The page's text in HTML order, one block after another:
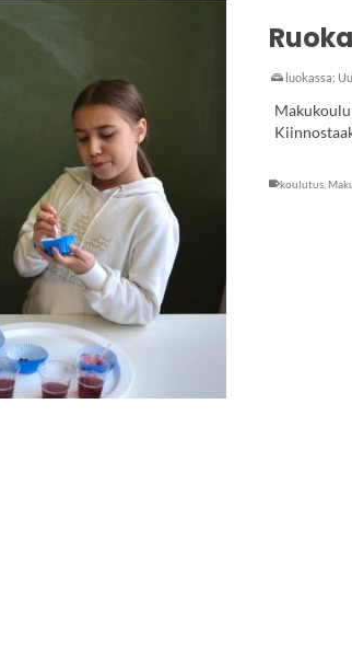
luokassa:
koulutus,